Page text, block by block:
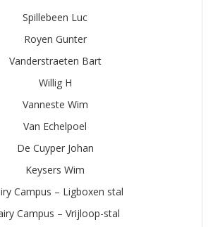
Spillebeen Luc
Royen Gunter
Vanderstraeten Bart
Willig H
Vanneste Wim
Van Echelpoel
De Cuyper Johan
Keysers Wim
Campus – Ligboxen stal
Campus – Vrijloop-stal